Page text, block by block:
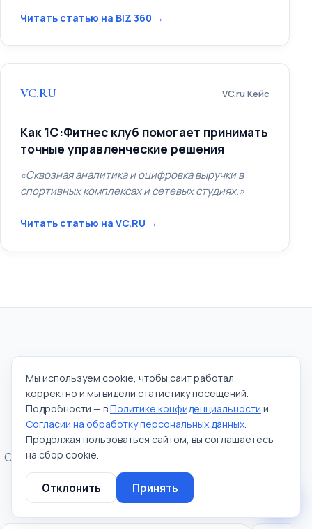
Читать статью на BIZ 360 →
VC.RU VC.ru Кейс
Как 1С:Фитнес клуб помогает принимать
точные управленческие решения
«Сквозная аналитика и оцифровка выручки в
спортивных комплексах и сетевых студиях.»
Читать статью на VC.RU →
Отзывы
Рекомендации собственников
бизнеса
Отзывы и официальные письма от собственников и
управляющих фитнес- и бьюти-проектов.
Мы используем cookie, чтобы сайт работал
корректно и мы видели статистику посещений.
Подробности — вПолитике конфиденциальности и
Согласии на обработку персональных данных.
Продолжая пользоваться сайтом, вы соглашаетесь
на сбор cookie.
Отклонить Принять
Чат в Telegram
Написать сообщение
Позвонить